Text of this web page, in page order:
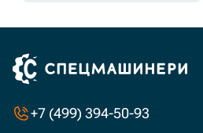
+7 (499) 394-50-93